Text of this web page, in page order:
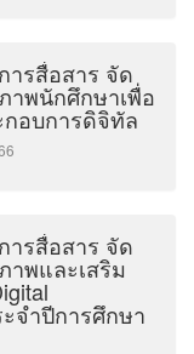
รสื่อสาร จัด
พนักศึกษาเพื่อ
กอบการดิจิทัล
รสื่อสาร จัด
พและเสริม
จำปีการศึกษา